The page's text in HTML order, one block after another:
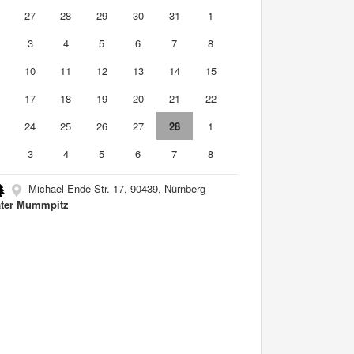
27 28 29 30 31
1
3 4 5 6 7
8
10 11 12 13 14
15
17 18 19 20 21
22
24 25 26 27 28
1
3 4 5 6 7 8
Michael-Ende-Str. 17, 90439, Nürnberg
Mummpitz